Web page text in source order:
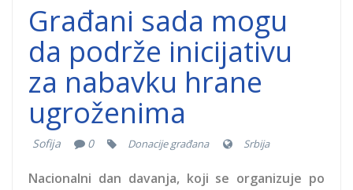
Građani sada mogu
da podrže inicijativu
za nabavku hrane
ugroženima
Sofija 0 Donacije građana Srbija
Nacionalni dan davanja, koji se organizuje po